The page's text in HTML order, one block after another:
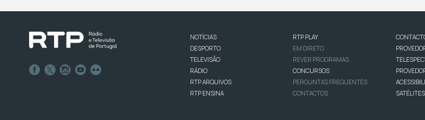
NOTÍCIAS
DESPORTO
TELEVISÃO
RÁDIO
RTP ARQUIVOS
RTP ENSINA
RTP PLAY
EM DIRETO
REVER PROGRAMAS
CONCURSOS
PERGUNTAS FREQUENTES
CONTACTOS
SATÉLITES